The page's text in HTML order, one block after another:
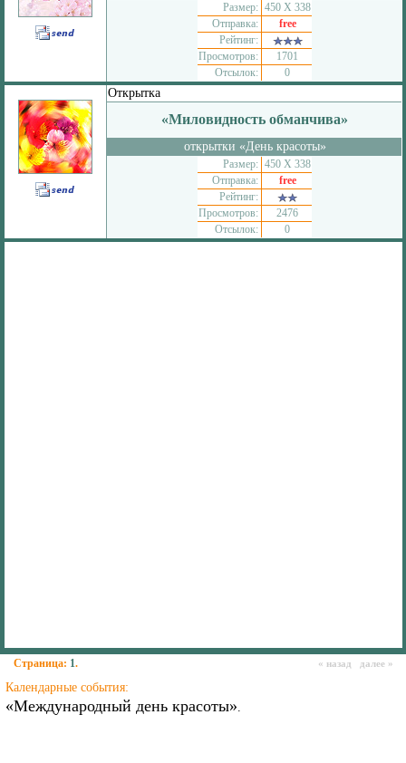
Размер: 450 Х 338
Отправка:
free
Рейтинг:
Просмотров:
1701
Отсылок:
0
Открытка
«Миловидность обманчива»
открытки «День красоты»
Размер: 450 Х 338
Отправка:
free
Рейтинг:
Просмотров:
2476
Отсылок:
0
Страница: 1. « назад далее »
Календарные события:
«Международный день красоты».